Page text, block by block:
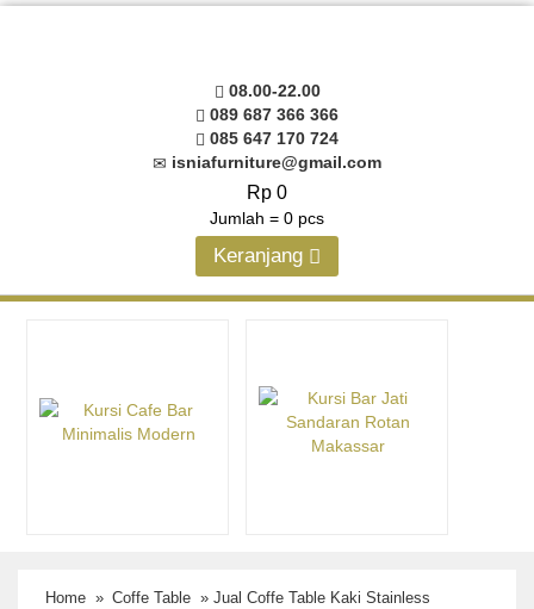
08.00-22.00
089 687 366 366
085 647 170 724
isniafurniture@gmail.com
Rp 0
Jumlah = 0 pcs
Keranjang
Home » Coffe Table » Jual Coffe Table Kaki Stainless